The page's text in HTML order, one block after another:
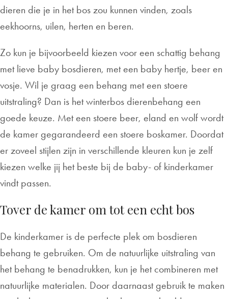
dieren die je in het bos zou kunnen vinden, zoals
eekhoorns, uilen, herten en beren.
Zo kun je bijvoorbeeld kiezen voor een schattig behang
met lieve baby bosdieren, met een baby hertje, beer en
vosje. Wil je graag een behang met een stoere
uitstraling? Dan is het winterbos dierenbehang een
goede keuze. Met een stoere beer, eland en wolf wordt
de kamer gegarandeerd een stoere boskamer. Doordat
er zoveel stijlen zijn in verschillende kleuren kun je zelf
kiezen welke jij het beste bij de baby- of kinderkamer
vindt passen.
Tover de kamer om tot een echt bos
De kinderkamer is de perfecte plek om bosdieren
behang te gebruiken. Om de natuurlijke uitstraling van
het behang te benadrukken, kun je het combineren met
natuurlijke materialen. Door daarnaast gebruik te maken